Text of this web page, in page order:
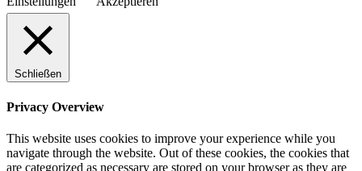
Schließen
Privacy Overview
This website uses cookies to improve your experience while you
navigate through the website. Out of these cookies, the cookies that
are categorized as necessary are stored on your browser as they are